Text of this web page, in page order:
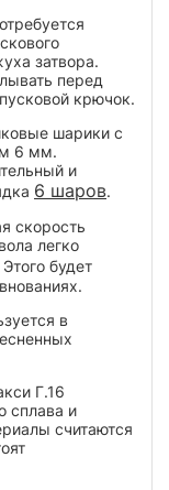
затвора.
перед
крючок.
шарики с
6 мм.
и
6 шаров.
скорость
легко
Этого будет
в
Г.16
сплава и
считаются